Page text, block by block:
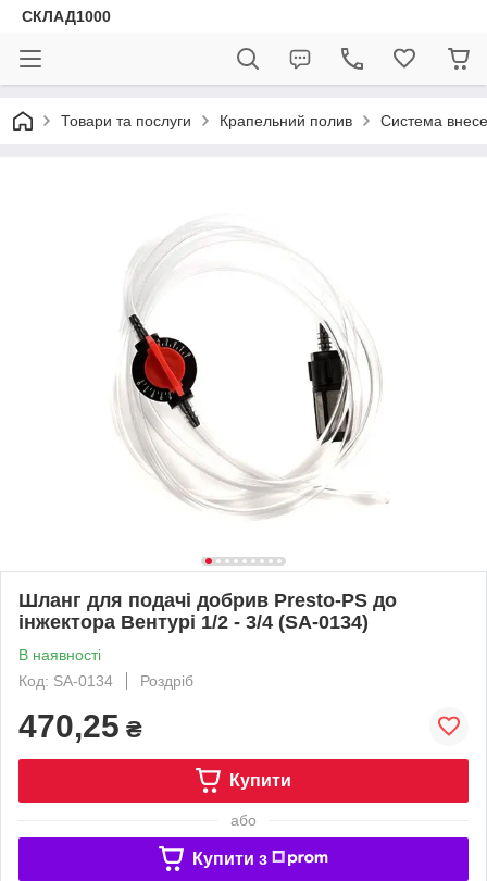
СКЛАД1000
Товари та послуги Крапельний полив Система
Шланг для подачі добрив Presto-PS до
інжектора Вентурі 1/2 - 3/4 (SA-0134)
В наявності
Код: SA-0134
Роздріб
470,25 ₴
Купити
або
Купити з